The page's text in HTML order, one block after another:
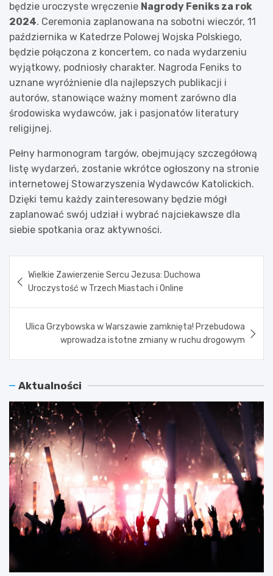
będzie uroczyste wręczenie Nagrody Feniks za rok
2024. Ceremonia zaplanowana na sobotni wieczór, 11
października w Katedrze Polowej Wojska Polskiego,
będzie połączona z koncertem, co nada wydarzeniu
wyjątkowy, podniosły charakter. Nagroda Feniks to
uznane wyróżnienie dla najlepszych publikacji i
autorów, stanowiące ważny moment zarówno dla
środowiska wydawców, jak i pasjonatów literatury
religijnej.
Pełny harmonogram targów, obejmujący szczegółową
listę wydarzeń, zostanie wkrótce ogłoszony na stronie
internetowej Stowarzyszenia Wydawców Katolickich.
Dzięki temu każdy zainteresowany będzie mógł
zaplanować swój udział i wybrać najciekawsze dla
siebie spotkania oraz aktywności.
wpisu
Wielkie Zawierzenie Sercu Jezusa: Duchowa
Uroczystość w Trzech Miastach i Online
Ulica Grzybowska w Warszawie zamknięta! Przebudowa
wprowadza istotne zmiany w ruchu drogowym
Aktualności